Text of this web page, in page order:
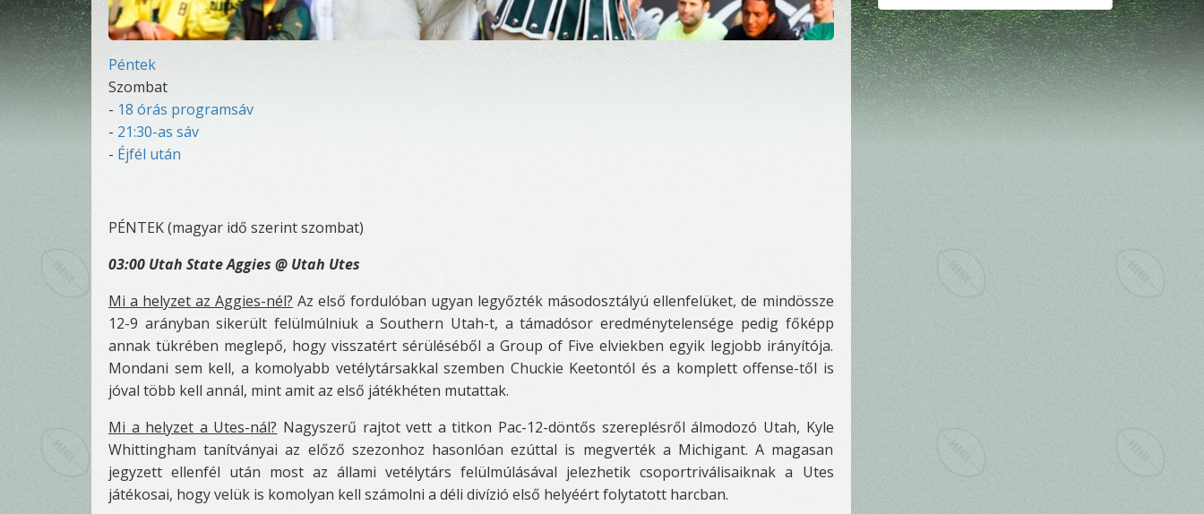
Péntek
Szombat
- 18 órás programsáv
- 21:30-as sáv
- Éjfél után
PÉNTEK (magyar idő szerint szombat)
03:00 Utah State Aggies @ Utah Utes
Mi a helyzet az Aggies-nél? Az első fordulóban ugyan legyőzték másodosztályú ellenfelüket, de mindössze
12-9 arányban sikerült felülmúlniuk a Southern Utah-t, a támadósor eredménytelensége pedig főképp
annak tükrében meglepő, hogy visszatért sérüléséből a Group of Five elviekben egyik legjobb irányítója.
Mondani sem kell, a komolyabb vetélytársakkal szemben Chuckie Keetontól és a komplett offense-től is
jóval több kell annál, mint amit az első játékhéten mutattak.
Mi a helyzet a Utes-nál? Nagyszerű rajtot vett a titkon Pac-12-döntős szereplésről álmodozó Utah, Kyle
Whittingham tanítványai az előző szezonhoz hasonlóan ezúttal is megverték a Michigant. A magasan
jegyzett ellenfél után most az állami vetélytárs felülmúlásával jelezhetik csoportriválisaiknak a Utes
játékosai, hogy velük is komolyan kell számolni a déli divízió első helyéért folytatott harcban.